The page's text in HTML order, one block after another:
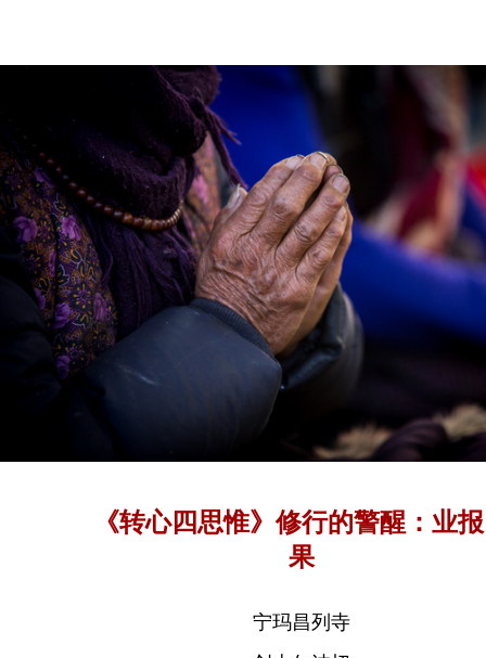
《转心四思惟》修行的警醒：业
果
宁玛昌列寺